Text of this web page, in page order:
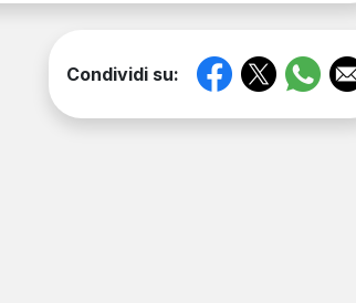
Condividi su: